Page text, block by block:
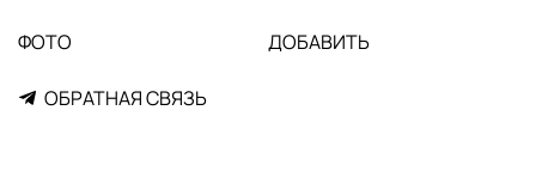
ФОТО ДОБАВИТЬ
ОБРАТНАЯ СВЯЗЬ